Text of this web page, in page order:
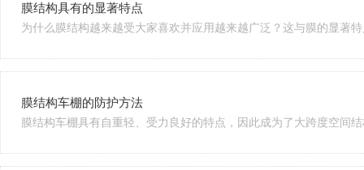
膜结构具有的显著特点
为什么膜结构越来越受大家喜欢并应用越来越广泛？这与膜的显著
膜结构车棚的防护方法
膜结构车棚具有自重轻、受力良好的特点，因此成为了大跨度空间